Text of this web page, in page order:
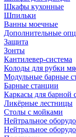
Шкафы кухонные
Шпильки
Ванны моечные
Дополнительные
Защита
Зонты
Кантилевер-система
Колоды для рубки
Модульные барные
Барные станции
Каркасы для барной
Ликёрные лестницы
Столы с мойками
Нейтральное
Нейтральное